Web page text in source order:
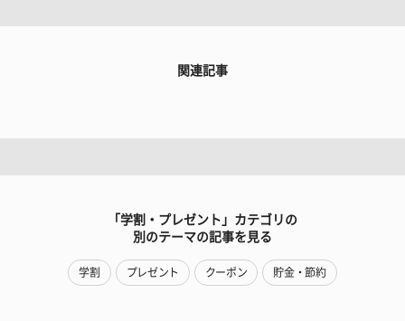
関連記事
「学割・プレゼント」カテゴリの
別のテーマの記事を見る
学割 プレゼント クーポン 貯金・節約